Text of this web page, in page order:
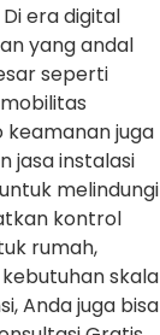
era digital
yang andal
seperti
juga
jasa instalasi
melindungi
kontrol
rumah,
skala
Anda juga bisa